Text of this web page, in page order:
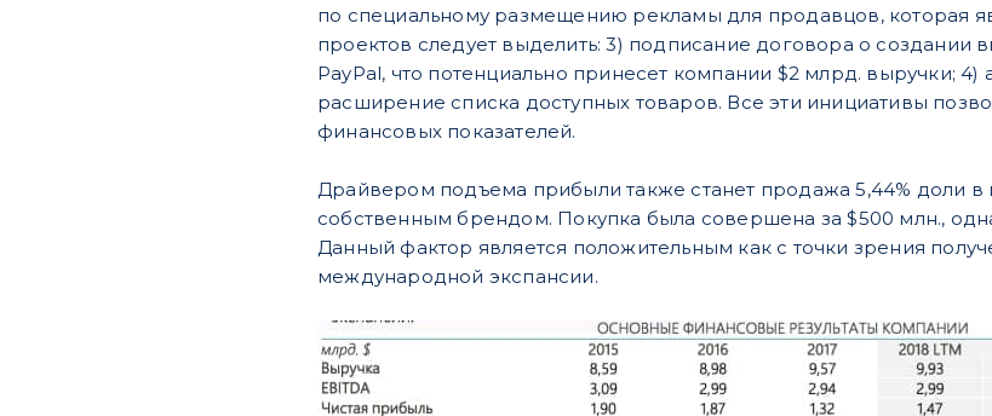
по специальному размещению рекламы для продавцов, которая
проектов следует выделить: 3) подписание договора о
PayPal, что потенциально принесет компании $2 млрд. выручки;
расширение списка доступных товаров. Все эти инициативы
финансовых показателей.
Драйвером подъема прибыли также станет продажа 5,44% доли
собственным брендом. Покупка была совершена за $500 млн.,
Данный фактор является положительным как с точки зрения
международной экспансии.